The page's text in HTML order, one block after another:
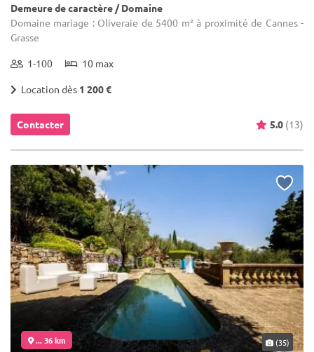
Demeure de caractère / Domaine
Domaine mariage : Oliveraie de 5400 m² à proximité de Cannes -
Grasse
1-100 10 max
Location dès 1 200 €
Contacter 5.0 (13)
... 36 km (35)